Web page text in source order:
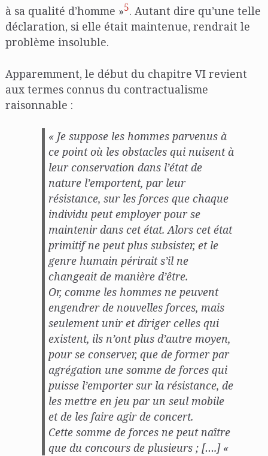
à sa qualité d’homme »5. Autant dire qu’une telle
déclaration, si elle était maintenue, rendrait le
problème insoluble.
Apparemment, le début du chapitre VI revient
aux termes connus du contractualisme
raisonnable :
« Je suppose les hommes parvenus à
ce point où les obstacles qui nuisent à
leur conservation dans l’état de
nature l’emportent, par leur
résistance, sur les forces que chaque
individu peut employer pour se
maintenir dans cet état. Alors cet état
primitif ne peut plus subsister, et le
genre humain périrait s’il ne
changeait de manière d’être.
Or, comme les hommes ne peuvent
engendrer de nouvelles forces, mais
seulement unir et diriger celles qui
existent, ils n’ont plus d’autre moyen,
pour se conserver, que de former par
agrégation une somme de forces qui
puisse l’emporter sur la résistance, de
les mettre en jeu par un seul mobile
et de les faire agir de concert.
Cette somme de forces ne peut naître
que du concours de plusieurs ; [….] «